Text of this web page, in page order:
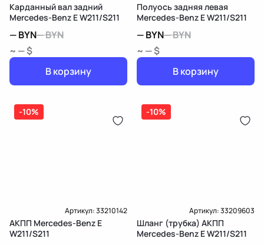
Карданный вал задний
Mercedes-Benz E W211/S211
—BYN—BYN
~ — $
В корзину
Полуось задняя левая
Mercedes-Benz E W211/S211
—BYN—BYN
~ — $
В корзину
-10%
Артикул:33210142
АКПП Mercedes-Benz E
W211/S211
-10%
Артикул:33209603
Шланг (трубка) АКПП
Mercedes-Benz E W211/S211